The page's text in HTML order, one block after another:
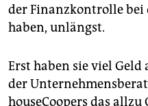
der Finanzkontrolle bei
haben, unlängst.
Erst haben sie viel Geld
der
houseCoopers das